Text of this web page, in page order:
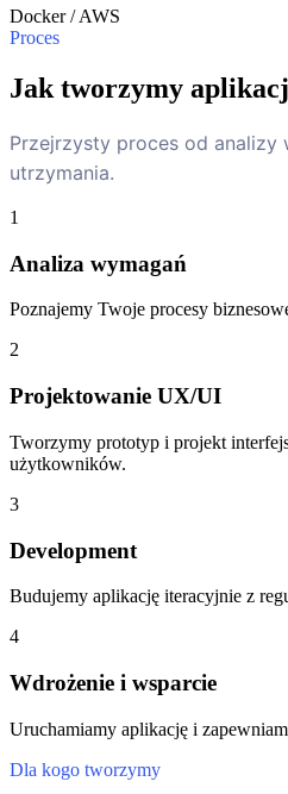
Docker / AWS
Proces
Jak tworzymy
Przejrzysty proces od analizy
utrzymania.
1
Analiza wymagań
Poznajemy Twoje procesy
2
Projektowanie UX/UI
Tworzymy prototyp i projekt
użytkowników.
3
Development
Budujemy aplikację iteracyjnie z
4
Wdrożenie i wsparcie
Uruchamiamy aplikację i
Dla kogo tworzymy